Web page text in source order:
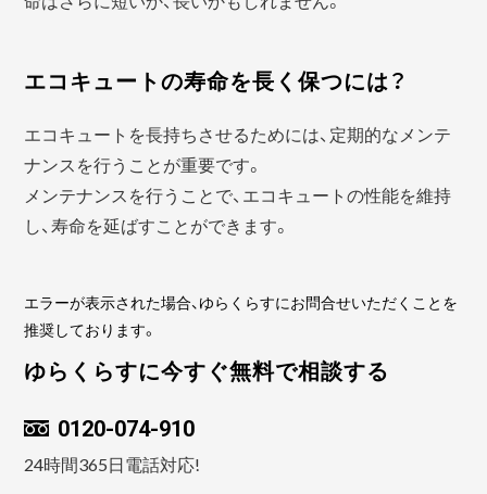
エコキュートの寿命を長く保つには？
エコキュートを長持ちさせるためには、定期的なメンテ
ナンスを行うことが重要です。
メンテナンスを行うことで、エコキュートの性能を維持
し、寿命を延ばすことができます。
エラーが表示された場合、ゆらくらすにお問合せいただくことを
推奨しております。
ゆらくらすに今すぐ無料で相談する
0120-074-910
24時間365日電話対応!